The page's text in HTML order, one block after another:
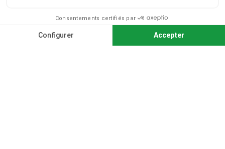
© 2026 TOUS DROITS RÉSERVÉS MIEUX VOIR